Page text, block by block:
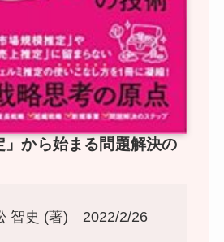
」から始まる問題解決の
智史 (著) 2022/2/26